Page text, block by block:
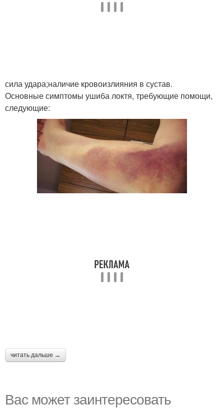
сила удара;наличие кровоизлияния в сустав.
Основные симптомы ушиба локтя, требующие помощи,
следующие:
читать дальше →
Вас может заинтересовать